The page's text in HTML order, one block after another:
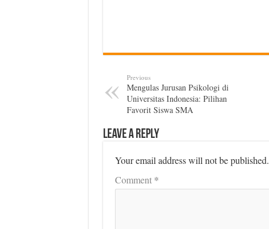
Previous
Mengulas Jurusan Psikologi di
Universitas Indonesia: Pilihan
Favorit Siswa SMA
Leave a Reply
Your email address will not be published.
Comment *